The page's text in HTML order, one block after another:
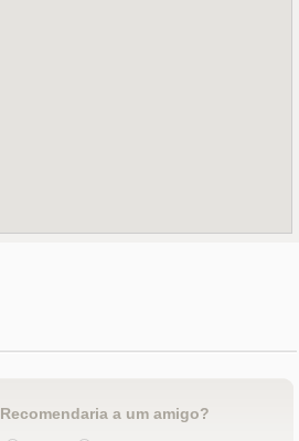
Recomendaria a um amigo?